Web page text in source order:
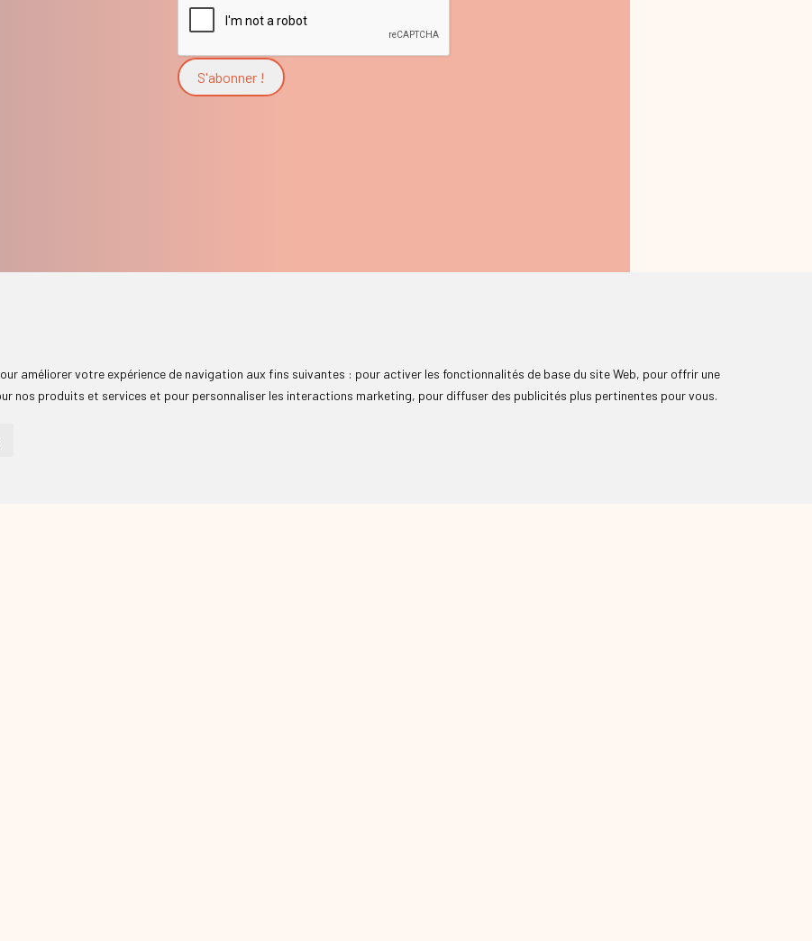
améliorer votre expérience de navigation aux fins suivantes : pour activer les fonctionnalités de base du site Web, pour offrir une
nos produits et services et pour personnaliser les interactions marketing, pour diffuser des publicités plus pertinentes pour vous.